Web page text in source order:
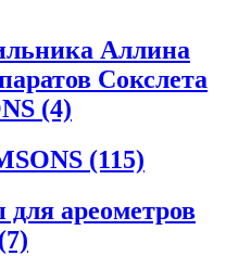
Аллина
Сокслета
(4)
(115)
ареометров
(7)